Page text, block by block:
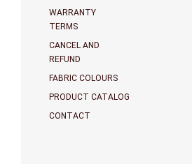
WARRANTY
TERMS
CANCEL AND
REFUND
FABRIC COLOURS
PRODUCT CATALOG
CONTACT